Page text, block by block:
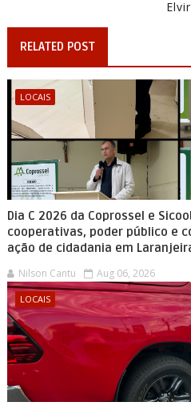
RELATED POST
LOCAIS
Dia C 2026 da Coprossel e
cooperativas, poder público e
ação de cidadania em
Nilson Cantu Aug 06, 2026
LOCAIS